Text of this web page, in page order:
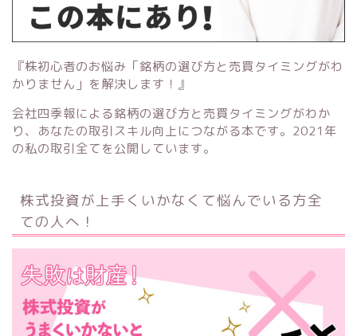
『株初心者のお悩み「銘柄の選び方と売買タイミングがわ
かりません」を解決します！』
会社四季報による銘柄の選び方と売買タイミングがわか
り、あなたの取引スキル向上につながる本です。2021年
の私の取引全てを公開しています。
株式投資が上手くいかなくて悩んでいる方全
ての人へ！